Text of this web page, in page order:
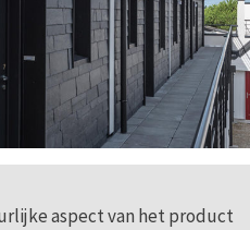
aspect van het product